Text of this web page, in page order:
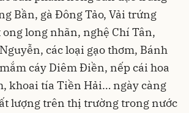
Bần, gà Đông Tảo, Vải trứng
long nhãn, nghệ Chí Tân,
các loại gạo thơm, Bánh
cáy Diêm Điền, nếp cái hoa
khoai tía Tiền Hải… ngày càng
lượng trên thị trường trong nước